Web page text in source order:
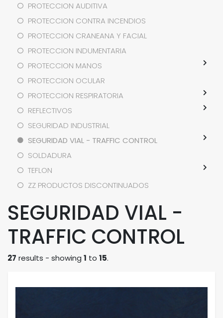
PROTECCION AUDITIVA
PROTECCION CONTRA INCENDIOS
PROTECCION CRANEANA Y FACIAL
PROTECCION INDUMENTARIA
PROTECCION MANOS
PROTECCION OCULAR
PROTECCION RESPIRATORIA
REFLECTIVOS
SEGURIDAD INDUSTRIAL
SEGURIDAD VIAL - TRAFFIC CONTROL
SOLDADURA
TEFLON
ZZ PRODUCTOS DISCONTINUADOS
SEGURIDAD VIAL -
TRAFFIC CONTROL
27 results - showing 1 to 15.